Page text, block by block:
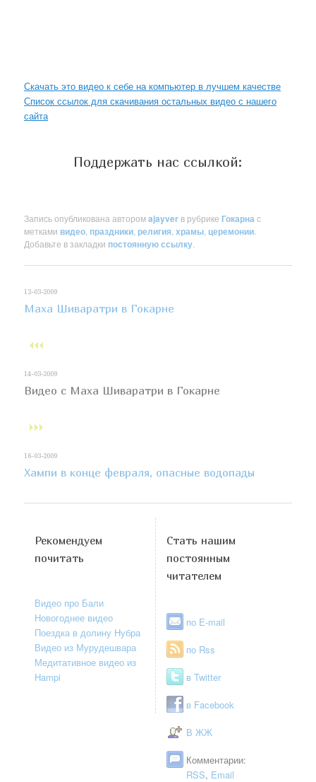
Скачать это видео к себе на компьютер в лучшем качестве
Список ссылок для скачивания остальных видео с нашего
сайта
Поддержать нас ссылкой:
Запись опубликована авторомajayver в рубрикеГокарнас
метками видео праздники религия ,храмы церемонии
Добавьте в закладки постоянную ссылку
12-03-2009
Маха Шиваратри в Гокарне
14-03-2009
Видео с Маха Шиваратри в Гокарне
16-03-2009
Хампи в конце февраля, опасные водопады
Рекомендуем
почитать
Видео про Бали
Новогоднее видео
Поездка в долину Нубра
Видео из Мурудешвара
Медитативное видео из
Hampi
Стать нашим
постоянным
читателем
по E-mail
по Rss
в Twitter
в Facebook
В ЖЖ
Комментарии:
RSS, Email